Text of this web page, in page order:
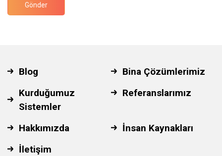
Gönder
Blog
Bina Çözümlerimiz
Kurduğumuz
Sistemler
Referanslarımız
Hakkımızda
İnsan Kaynakları
İletişim